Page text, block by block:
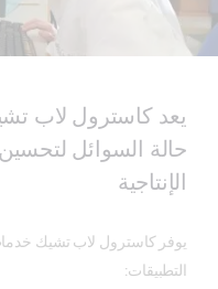
يعد كاسترول لاب
حالة السوائل
الإنتاجية
يوفر كاسترول لاب تشيك
التطبيقات: